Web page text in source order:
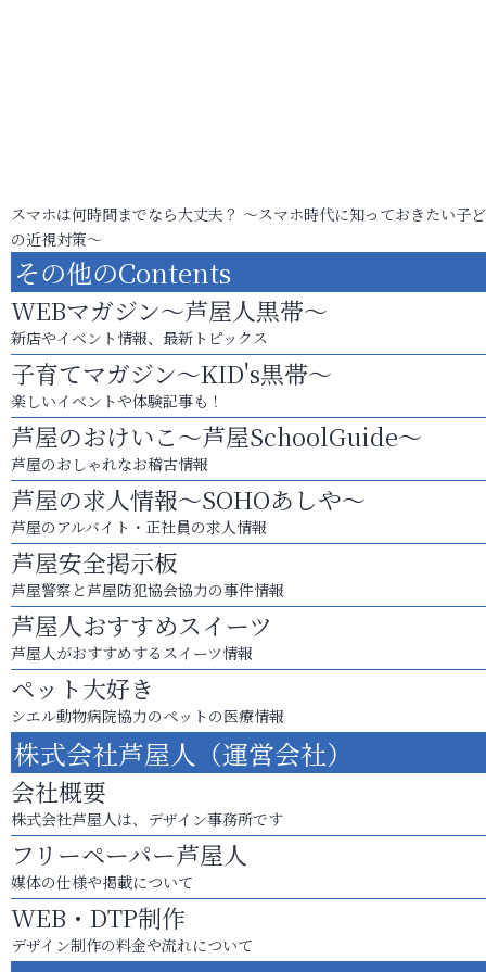
スマホは何時間までなら大丈夫？ ～スマホ時代に知っておきたい子
の近視対策～
その他のContents
WEBマガジン～芦屋人黒帯～
新店やイベント情報、最新トピックス
子育てマガジン～KID's黒帯～
楽しいイベントや体験記事も！
芦屋のおけいこ～芦屋SchoolGuide～
芦屋のおしゃれなお稽古情報
芦屋の求人情報～SOHOあしや～
芦屋のアルバイト・正社員の求人情報
芦屋安全掲示板
芦屋警察と芦屋防犯協会協力の事件情報
芦屋人おすすめスイーツ
芦屋人がおすすめするスイーツ情報
ペット大好き
シエル動物病院協力のペットの医療情報
株式会社芦屋人（運営会社）
会社概要
株式会社芦屋人は、デザイン事務所です
フリーペーパー芦屋人
媒体の仕様や掲載について
WEB・DTP制作
デザイン制作の料金や流れについて